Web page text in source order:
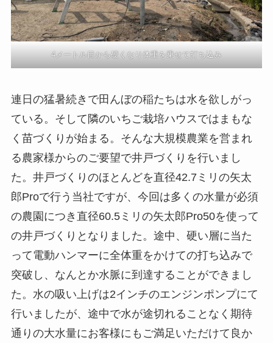
4メートル目から硬くなり体重を乗せて打ち込み
連日の猛暑続きで田んぼの稲たちは水を欲しがっ
ている。そして隣のいちご栽培ハウスではまもな
く苗づくりが始まる。そんな大規模農業を営まれ
る農家様からのご要望で井戸づくりを行いまし
た。井戸づくりのほとんどを直径42.7ミリの矢太
郎Proで行う当社ですが、今回は多くの水量が必須
の農園につき直径60.5ミリの矢太郎Pro50を使って
の井戸づくりとなりました。途中、硬い層に当た
って電動ハンマーに全体重をかけての打ち込みで
突破し、なんとか水脈に到達することができまし
た。水の吸い上げは2インチのエンジンポンプにて
行いましたが、途中で水が途切れることなく期待
通りの大水量にお客様にもご満足いただけて良か